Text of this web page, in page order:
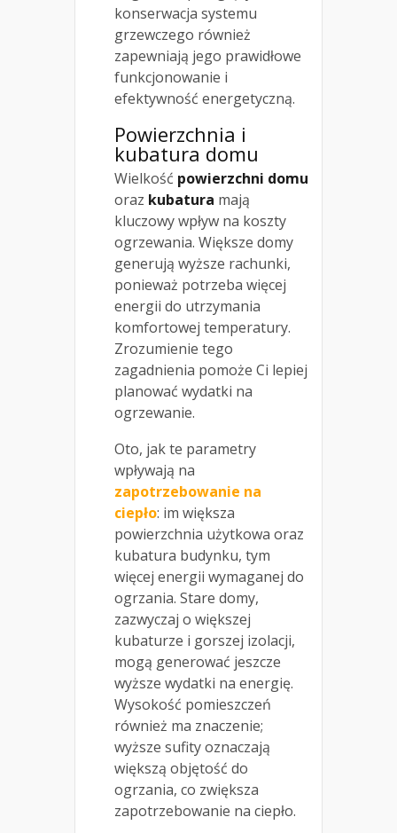
konserwacja systemu
grzewczego również
zapewniają jego prawidłowe
funkcjonowanie i
efektywność energetyczną.
Powierzchnia i
kubatura domu
Wielkość powierzchni domu
oraz kubatura mają
kluczowy wpływ na koszty
ogrzewania. Większe domy
generują wyższe rachunki,
ponieważ potrzeba więcej
energii do utrzymania
komfortowej temperatury.
Zrozumienie tego
zagadnienia pomoże Ci lepiej
planować wydatki na
ogrzewanie.
Oto, jak te parametry
wpływają na
zapotrzebowanie na
ciepło: im większa
powierzchnia użytkowa oraz
kubatura budynku, tym
więcej energii wymaganej do
ogrzania. Stare domy,
zazwyczaj o większej
kubaturze i gorszej izolacji,
mogą generować jeszcze
wyższe wydatki na energię.
Wysokość pomieszczeń
również ma znaczenie;
wyższe sufity oznaczają
większą objętość do
ogrzania, co zwiększa
zapotrzebowanie na ciepło.